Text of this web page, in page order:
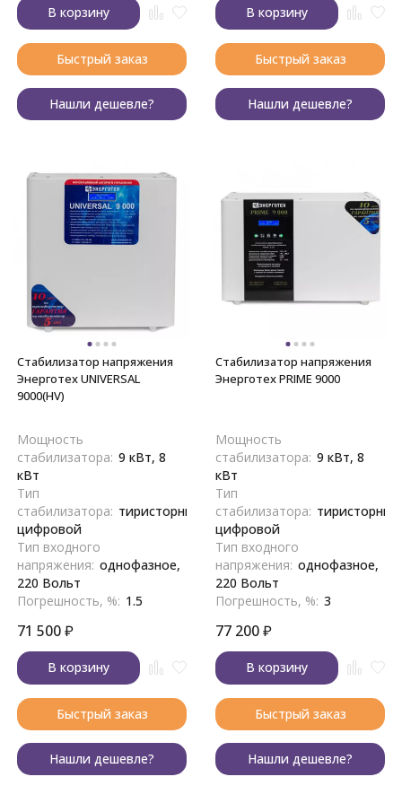
В корзину
Быстрый заказ
Нашли дешевле?
В корзину
Быстрый заказ
Нашли дешевле?
Стабилизатор напряжения
Энерготех UNIVERSAL
9000(HV)
Мощность
стабилизатора: 9 кВт, 8
кВт
Тип
стабилизатора: тиристорный,
цифровой
Тип входного
напряжения: однофазное,
220 Вольт
Погрешность, %: 1.5
71 500₽
В корзину
Быстрый заказ
Нашли дешевле?
Стабилизатор напряжения
Энерготех PRIME 9000
Мощность
стабилизатора: 9 кВт, 8
кВт
Тип
стабилизатора:
цифровой
Тип входного
напряжения: однофазное,
220 Вольт
Погрешность, %: 3
77 200₽
В корзину
Быстрый заказ
Нашли дешевле?